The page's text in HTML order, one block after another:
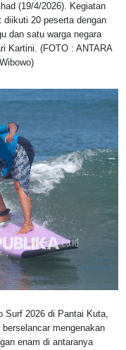
(19/4/2026). Kegiatan
diikuti 20 peserta dengan
dan satu warga negara
Kartini. (FOTO : ANTARA
Surf 2026 di Pantai Kuta,
mengenakan
enam di antaranya